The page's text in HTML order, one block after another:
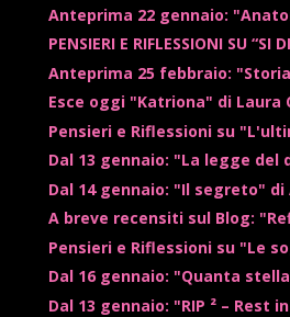
Anteprima 22 gennaio:
PENSIERI E RIFLESSIONI SU “SI
Anteprima 25 febbraio:
Esce oggi "Katriona" di
Pensieri e Riflessioni su
Dal 13 gennaio: "La legge del
Dal 14 gennaio: "Il segreto" di
A breve recensiti sul Blog:
Pensieri e Riflessioni su "Le
Dal 16 gennaio: "Quanta
Dal 13 gennaio: "RIP ² – Rest